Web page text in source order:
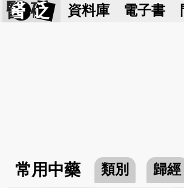
醫 砭 資料庫 電子書
常用中藥 類別 歸經